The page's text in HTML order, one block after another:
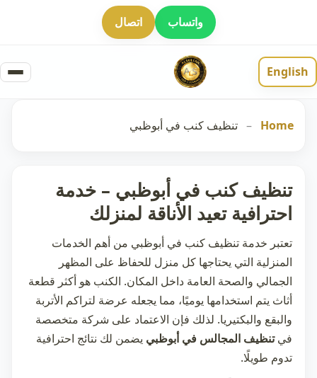
واتساب اتصال
English
Home
– تنظيف كنب في أبوظبي
تنظيف كنب في أبوظبي – خدمة
احترافية تعيد الأناقة لمنزلك
تعتبر خدمة تنظيف كنب في أبوظبي من أهم الخدمات
المنزلية التي يحتاجها كل منزل للحفاظ على المظهر
الجمالي والصحة العامة داخل المكان. الكنب هو أكثر قطعة
أثاث يتم استخدامها يوميًا، مما يجعله عرضة لتراكم الأتربة
والبقع والبكتيريا. لذلك فإن الاعتماد على شركة متخصصة
فيتنظيف المجالس في أبوظبي يضمن لك نتائج احترافية
تدوم طويلًا.